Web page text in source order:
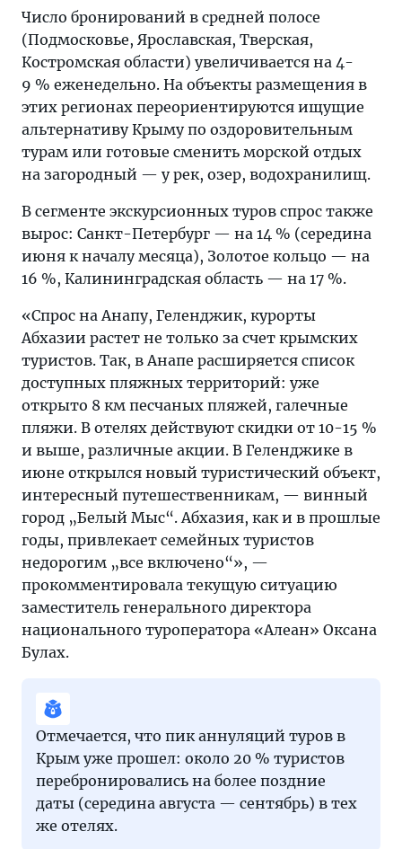
Число бронирований в средней полосе
(Подмосковье, Ярославская, Тверская,
Костромская области) увеличивается на 4-
9 % еженедельно. На объекты размещения в
этих регионах переориентируются ищущие
альтернативу Крыму по оздоровительным
турам или готовые сменить морской отдых
на загородный — у рек, озер, водохранилищ.
В сегменте экскурсионных туров спрос также
вырос: Санкт-Петербург — на 14 % (середина
июня к началу месяца), Золотое кольцо — на
16 %, Калининградская область — на 17 %.
«Спрос на Анапу, Геленджик, курорты
Абхазии растет не только за счет крымских
туристов. Так, в Анапе расширяется список
доступных пляжных территорий: уже
открыто 8 км песчаных пляжей, галечные
пляжи. В отелях действуют скидки от 10-15 %
и выше, различные акции. В Геленджике в
июне открылся новый туристический объект,
интересный путешественникам, — винный
город „Белый Мыс“. Абхазия, как и в прошлые
годы, привлекает семейных туристов
недорогим „все включено“», —
прокомментировала текущую ситуацию
заместитель генерального директора
национального туроператора «Алеан» Оксана
Булах.
Отмечается, что пик аннуляций туров в
Крым уже прошел: около 20 % туристов
перебронировались на более поздние
даты (середина августа — сентябрь) в тех
же отелях.